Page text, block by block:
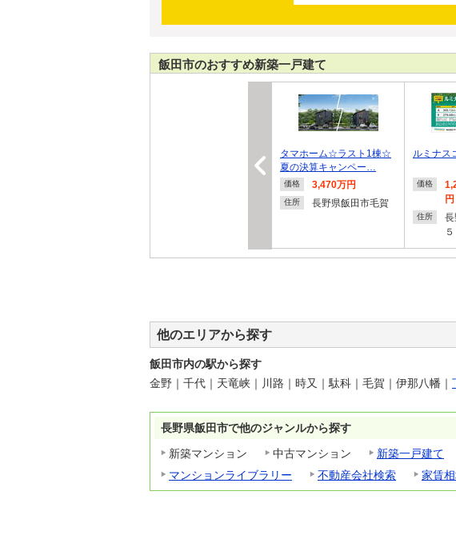
飯田市のおすすめ新築一戸建て
タマホーム☆ラスト1棟☆
夏の決算キャンペー…
価格 3,470万円
住所 長野県飯田市毛賀
ルミナス
価格
円
住所
５
他のエリアから探す
飯田市内の駅から探す
金野 ｜ 千代 ｜ 天竜峡 ｜ 川路 ｜ 時又 ｜ 駄科 ｜ 毛賀 ｜ 伊那八幡 ｜
長野県飯田市で他のジャンルから探す
新築マンション
中古マンション 新築一戸建て
マンションライブラリー
不動産会社検索 家賃